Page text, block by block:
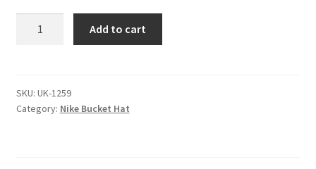
Add to cart
SKU: UK-1259
Category: Nike Bucket Hat